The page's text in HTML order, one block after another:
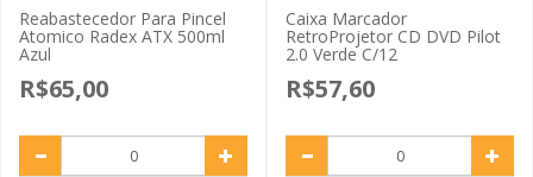
Reabastecedor Para Pincel
Atomico Radex ATX 500ml
Azul
R$65,00
Caixa Marcador
RetroProjetor CD DVD Pilot
2.0 Verde C/12
R$57,60